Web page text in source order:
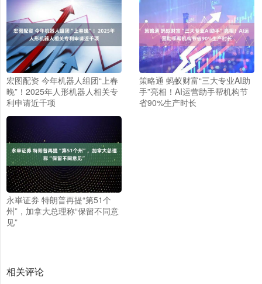
宏图配资 今年机器人组团“上春
晚”！2025年人形机器人相关专
利申请近千项
策略通 蚂蚁财富“三大专业AI助
手”亮相！AI运营助手帮机构节
省90%生产时长
永崋证券 特朗普再提“第51个
州”，加拿大总理称“保留不同意
见”
相关评论